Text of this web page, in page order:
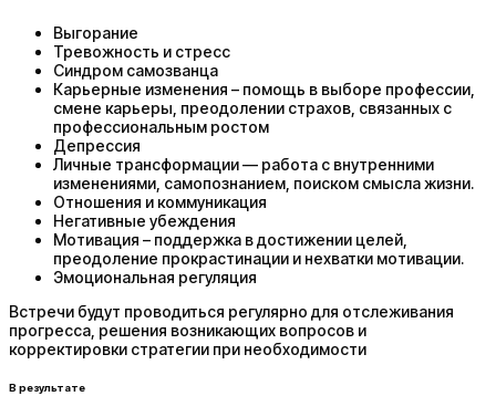
Выгорание
Тревожность и стресс
Синдром самозванца
Карьерные изменения – помощь в выборе профессии,
смене карьеры, преодолении страхов, связанных с
профессиональным ростом
Депрессия
Личные трансформации — работа с внутренними
изменениями, самопознанием, поиском смысла жизни.
Отношения и коммуникация
Негативные убеждения
Мотивация – поддержка в достижении целей,
преодоление прокрастинации и нехватки мотивации.
Эмоциональная регуляция
Встречи будут проводиться регулярно для отслеживания
прогресса, решения возникающих вопросов и
корректировки стратегии при необходимости
В результате